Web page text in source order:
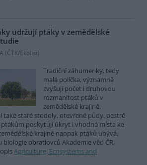
udržují ptáky v zemědělské
(ČTK/Ekolist)
Tradiční záhumenky, tedy
malá políčka, významně
zvyšují počet i druhovou
rozmanitost ptáků v
zemědělské krajině.
také staré stodoly, otevřené půdy, pestré
ptákům poskytují úkryt i vhodná místa ke
krajině naopak ptáků ubývá,
biologie obratlovců Akademie věd ČR,
Agriculture, Ecosystems and